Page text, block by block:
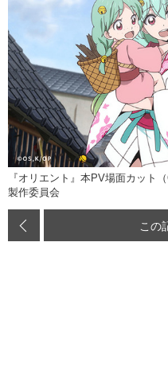
ゲーム
アニメ！アニメ！TV
『オリエント』本PV場面カット
製作委員会
この